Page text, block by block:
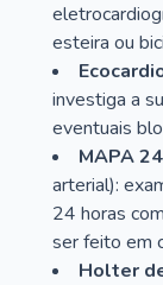
esteira ou
investiga a
eventuais
MAPA
arterial):
24 horas
ser feito em
Holter